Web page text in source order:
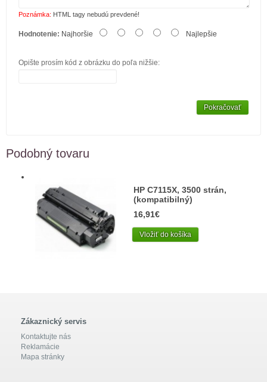
Poznámka: HTML tagy nebudú prevdené!
Hodnotenie: Najhoršie Najlepšie
Opište prosím kód z obrázku do poľa nižšie:
Pokračovať
Podobný tovaru
HP C7115X, 3500 strán,
(kompatibilný)
16,91€
Vložiť do košíka
Zákaznický servis
Kontaktujte nás
Reklamácie
Mapa stránky